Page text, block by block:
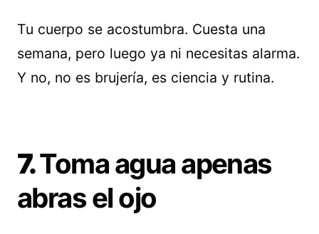
Tu cuerpo se acostumbra. Cuesta una
semana, pero luego ya ni necesitas alarma.
Y no, no es brujería, es ciencia y rutina.
7.Toma agua apenas
abras el ojo